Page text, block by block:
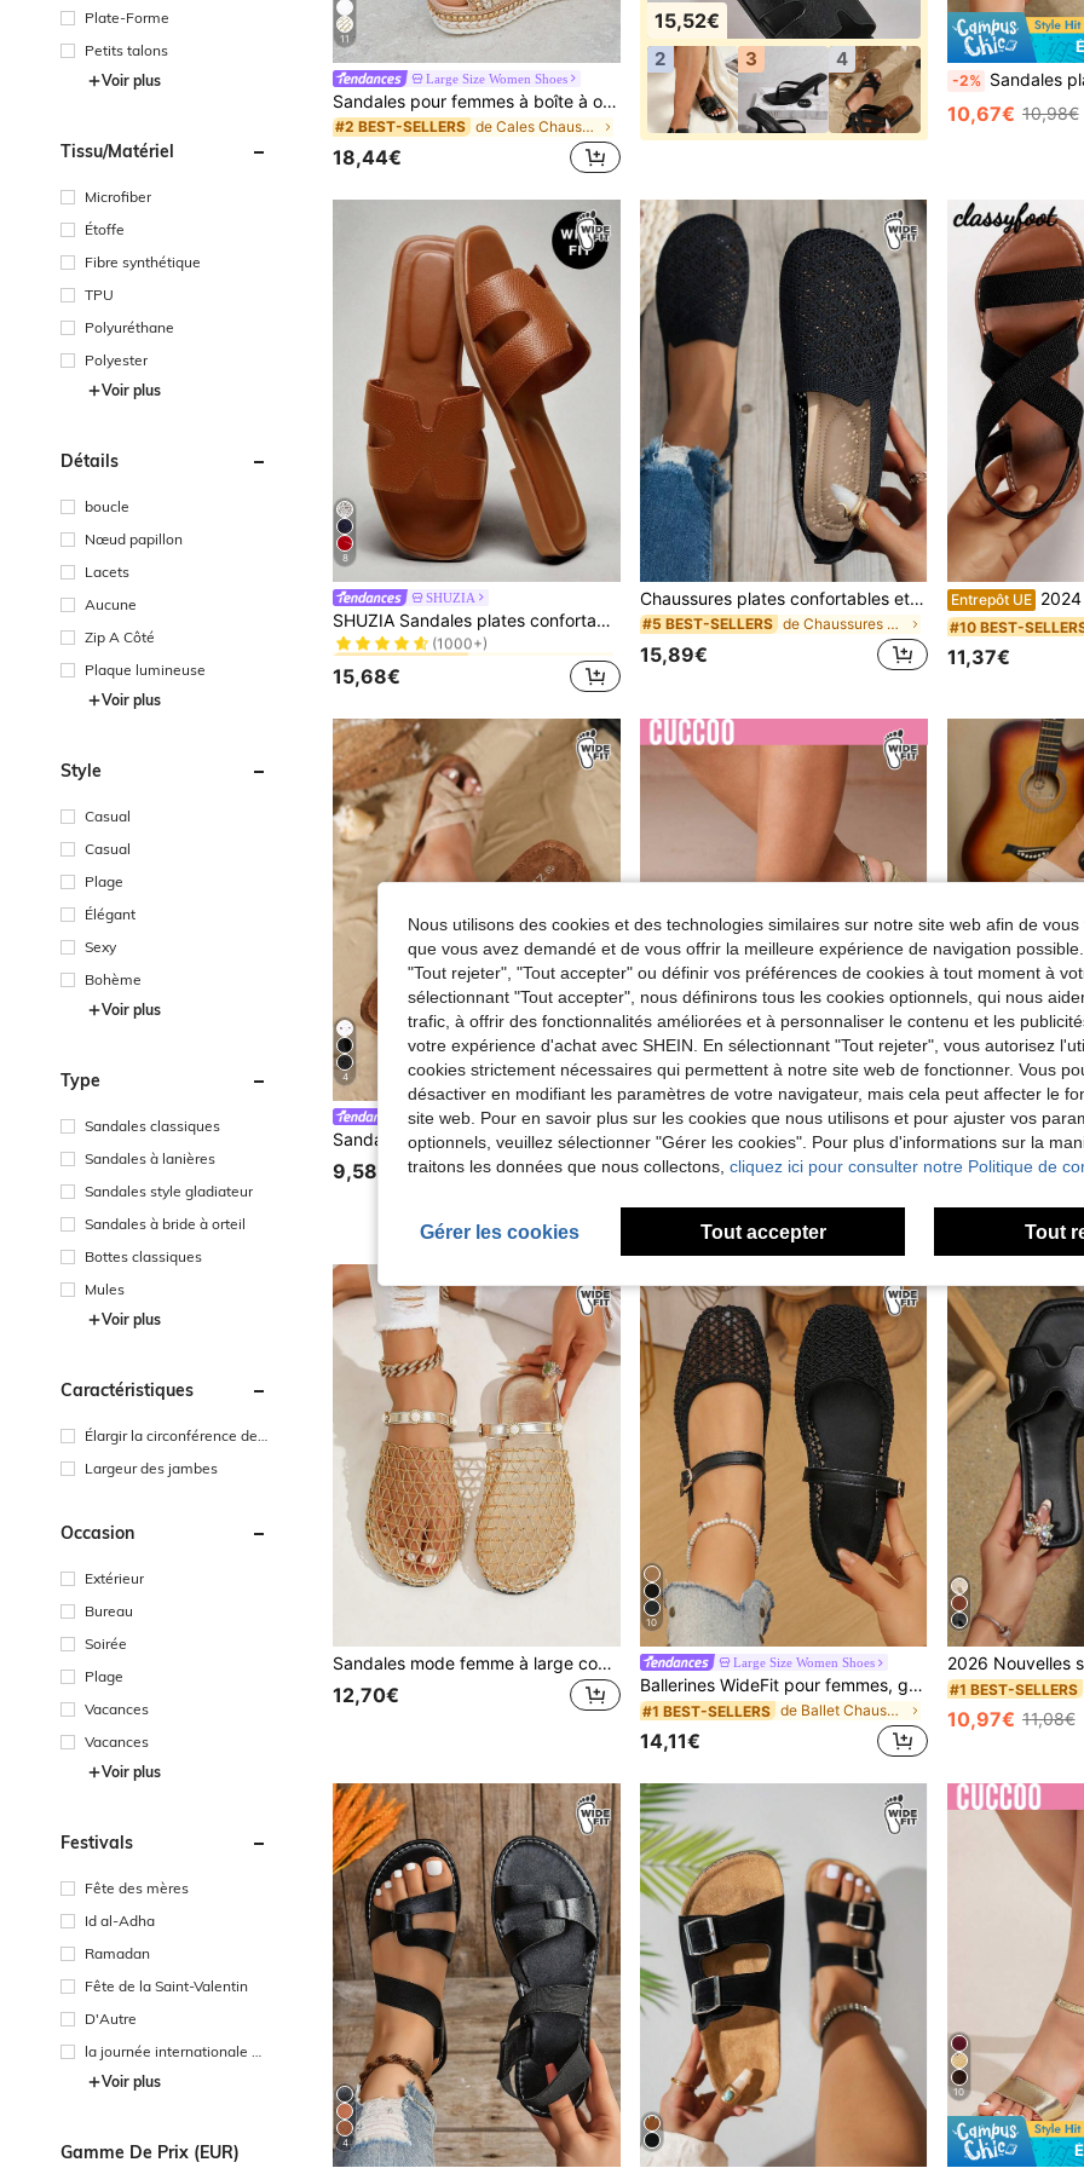
Plate-Forme
Petits talons
Voir plus
Tissu/matériel
Microfiber
Étoffe
Fibre synthétique
TPU
Polyuréthane
Polyester
Voir plus
Détails
boucle
Nœud papillon
Lacets
Aucune
Zip A Côté
Plaque lumineuse
Voir plus
Style
Casual
Casual
Plage
Élégant
Sexy
Bohème
Voir plus
Type
Sandales classiques
Sandales à lanières
Sandales style gladiateur
Sandales à bride à orteil
Bottes classiques
Mules
Voir plus
Caractéristiques
Élargir la circonférence de l
Largeur des jambes
Occasion
Extérieur
Bureau
Soirée
Plage
Vacances
Vacances
Voir plus
Festivals
Fête des mères
Id al-Adha
Ramadan
Fête de la Saint-Valentin
D'Autre
la journée internationale de
s travailleurs
Voir plus
Gamme De Prix (EUR)
11
Large Size Women Shoes
Sandales pour femmes à boîte à orteils large, tricot avec rivets, talon incliné, semelle épaisse, style vacances, port quotidien d'été, sandales dorées pour fête
#2 BEST-SELLERS de Cales Chaussures larges pour femmes
18,44€
15,52€
2 3 4
-2% Sandales plates à enfiler pour femmes, été 2026,
10,67€ 10,98€
8
SHUZIA
SHUZIA Sandales plates confortables et larges pour femmes, idéales pour les vacances d'été et le quotidien. Convient pour Noël et la Saint-Valentin
#1 BEST-SELLERS
(1000+)
#1 BEST-SELLERS
#1 BEST-SELLERS
#1 BEST-SELLERS
de Plage Chaussures larges pour femmes
15,68€
Chaussures plates confortables et respirantes en maille pour femmes, chaussures minimalistes et élégantes pour la fête des mères (taillent petit d'une pointure)
#5 BEST-SELLERS de Chaussures plates larges pour femmes
15,89€
Entrepôt UE 2024 Sandales de plage à
#10 BEST-
11,37€
4
Cozy Mate
Sandales larges femme style romantique français tressé, style romain minimaliste, design ouvert confortable, respirant et léger, convient pour l'intérieur/extérieur, la plage, le port quotidien, grande taille, mules plates kaki
9,58€
8
CUCCOO CURVES
CUCCOO CURVES Sandales confortables pour femmes grandes tailles, convenant pour la sortie, les vacances et le port quotidien. Modèle d'été à large coupe, idéal pour Noël
21,12€
#2 BEST-SELLERS
#2 BEST-SELLERS
#2 BEST-SELLERS
#2 BEST-SELLERS
24,56€
Sandales mode femme à large coupe, sandales d'été à enfiler, nouvelles sandales à bout fermé grande taille européennes et américaines avec bride à la cheville, sandales plates en filet, sandales de plage confortables, sandales ajourées dorées
12,70€
10
Large Size Women Shoes
Ballerines WideFit pour femmes, grande taille, noires, à bout large, avec bride en maille ajourée, style élégant, chaussures plates noires pour le quotidien, les sorties et les trajets, printemps/été
#1 BEST-SELLERS de Ballet Chaussures larges pour femmes
14,11€
#1 BEST-SELLERS
10,97€ 11,08€
4
10
Nous utilisons des cookies et des technologies similaires sur notre site web afin de
que vous avez demandé et de vous offrir la meilleure expérience de navigation
"Tout rejeter", "Tout accepter" ou définir vos préférences de cookies à tout moment à
sélectionnant "Tout accepter", nous définirons tous les cookies optionnels, qui nous
trafic, à offrir des fonctionnalités améliorées et à personnaliser le contenu et les
votre expérience d'achat avec SHEIN. En sélectionnant "Tout rejeter", vous autorisez
cookies strictement nécessaires qui permettent à notre site web de fonctionner. Vous
désactiver en modifiant les paramètres de votre navigateur, mais cela peut affecter le
site web. Pour en savoir plus sur les cookies que nous utilisons et pour ajuster vos
optionnels, veuillez sélectionner "Gérer les cookies". Pour plus d'informations sur la
traitons les données que nous collectons, cliquez ici pour consulter notre Politique de
Gérer les cookies Tout accepter Tout